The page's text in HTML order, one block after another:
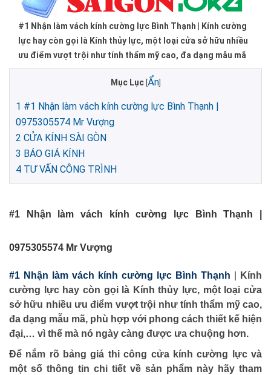
#1 Nhận làm vách kính cường lực Bình Thạnh | Kính cường
lực hay còn gọi là Kính thủy lực, một loại cửa sở hữu nhiều
ưu điểm vượt trội như tính thẩm mỹ cao, đa dạng mẫu mã
Mục Lục Ẩn]
1 #1 Nhận làm vách kính cường lực Bình Thạnh |
0975305574 Mr Vượng
2 CỬA KÍNH SÀI GÒN
3 BÁO GIÁ KÍNH
4 TƯ VẤN CÔNG TRÌNH
#1 Nhận làm vách kính cường lực Bình Thạnh |
0975305574 Mr Vượng
#1 Nhận làm vách kính cường lực Bình Thạnh
Kính
cường lực hay còn gọi là Kính thủy lực, một loại cửa
sở hữu nhiều ưu điểm vượt trội như tính thẩm mỹ cao,
đa dạng mẫu mã, phù hợp với phong cách thiết kế hiện
đại,… vì thế mà nó ngày càng được ưa chuộng hơn.
Để nắm rõ bảng giá thi công cửa kính cường lực và
một số thông tin chi tiết về sản phẩm này hãy tham